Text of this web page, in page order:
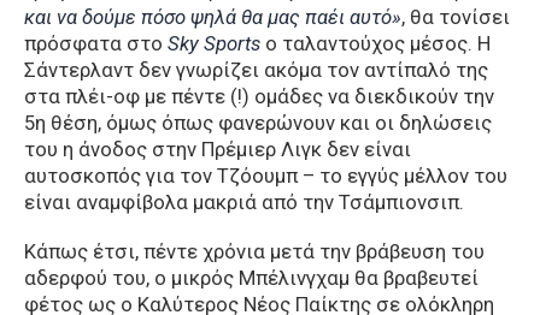
και να δούμε πόσο ψηλά θα μας παέι αυτό», θα τονίσει
πρόσφατα στο Sky Sports ο ταλαντούχος μέσος. Η
Σάντερλαντ δεν γνωρίζει ακόμα τον αντίπαλό της
στα πλέι-οφ με πέντε (!) ομάδες να διεκδικούν την
5η θέση, όμως όπως φανερώνουν και οι δηλώσεις
του η άνοδος στην Πρέμιερ Λιγκ δεν είναι
αυτοσκοπός για τον Τζόουμπ – το εγγύς μέλλον του
είναι αναμφίβολα μακριά από την Τσάμπιονσιπ.
Κάπως έτσι, πέντε χρόνια μετά την βράβευση του
αδερφού του, ο μικρός Μπέλινγχαμ θα βραβευτεί
φέτος ως ο Καλύτερος Νέος Παίκτης σε ολόκληρη